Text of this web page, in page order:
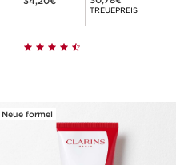
TREUEPREIS
Neue formel